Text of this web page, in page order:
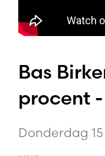
Bas
procent -
Donderdag